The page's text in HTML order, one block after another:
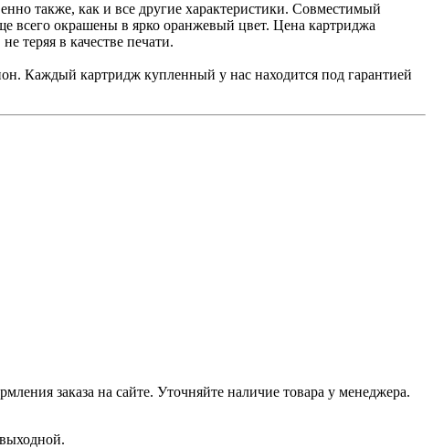
также, как и все другие характеристики. Совместимый
всего окрашены в ярко оранжевый цвет. Цена картриджа
теряя в качестве печати.
Каждый картридж купленный у нас находится под гарантией
заказа на сайте. Уточняйте наличие товара у менеджера.